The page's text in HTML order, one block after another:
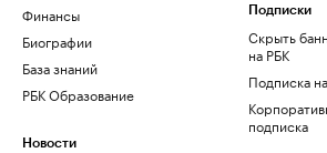
Финансы
Биографии
База знаний
РБК Образование
Новости
Подписки
Скрыть
на РБК
Подписка
подписка